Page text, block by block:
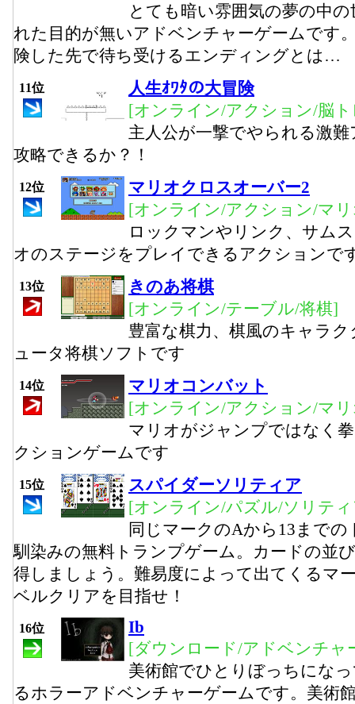
とても暗い雰囲気の夢の中
れた目的が無いアドベンチャーゲームです
険した先で待ち受けるエンディングとは…
11位
人生ｵﾜﾀの大冒険
[オンライン/アクション/脳
主人公が一撃でやられる激
攻略できるか？！
12位
マリオクロスオーバー2
[オンライン/アクション/マ
ロックマンやリンク、サム
オのステージをプレイできるアクションで
13位
きのあ将棋
[オンライン/テーブル/将棋]
豊富な棋力、棋風のキャラ
ュータ将棋ソフトです
14位
マリオコンバット
[オンライン/アクション/マ
マリオがジャンプではなく
クションゲームです
15位
スパイダーソリティア
[オンライン/パズル/ソリテ
同じマークのAから13まで
馴染みの無料トランプゲーム。カードの並
得しましょう。難易度によって出てくるマ
ベルクリアを目指せ！
16位
Ib
[ダウンロード/アドベンチャ
美術館でひとりぼっちにな
るホラーアドベンチャーゲームです。美術